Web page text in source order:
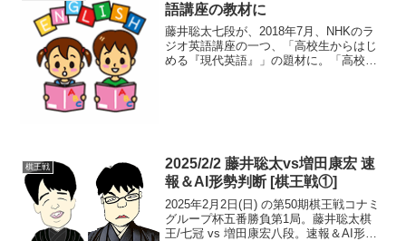
語講座の教材に
藤井聡太七段が、2018年7月、NHKのラ
ジオ英語講座の一つ、「高校生からはじ
める『現代英語』」の題材に。「高校生
棋王戦
2025/2/2 藤井聡太vs増田康宏 速
報＆AI形勢判断 [棋王戦①]
2025年2月2日(日) の第50期棋王戦コナミ
グループ杯五番勝負第1局。藤井聡太棋
王/七冠 vs 増田康宏八段。速報＆AI形勢